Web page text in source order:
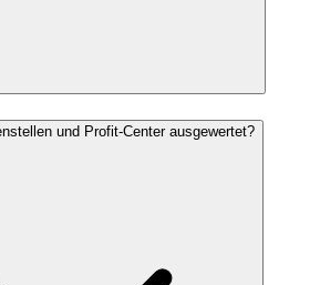
und Profit-Center ausgewertet?